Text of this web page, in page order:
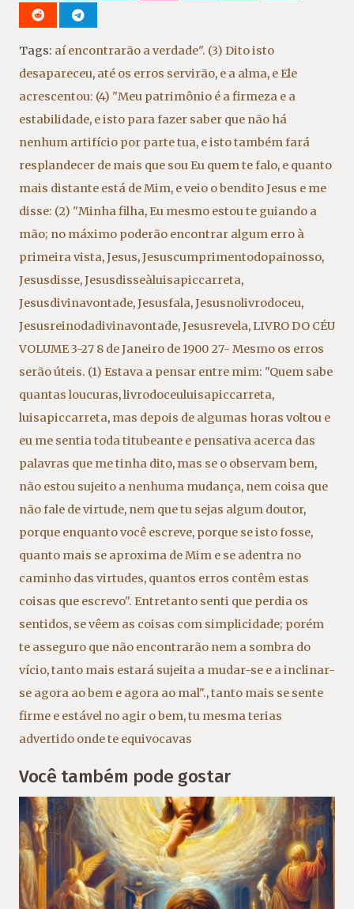
Tags: aí encontrarão a verdade". (3) Dito isto
desapareceu, até os erros servirão, e a alma, e Ele
acrescentou: (4) "Meu patrimônio é a firmeza e a
estabilidade, e isto para fazer saber que não há
nenhum artifício por parte tua, e isto também fará
resplandecer de mais que sou Eu quem te falo, e quanto
mais distante está de Mim, e veio o bendito Jesus e me
disse: (2) "Minha filha,Eu mesmo estou te guiando a
mão; no máximo poderão encontrar algum erro à
primeira vista,Jesus,Jesuscumprimentodopainosso,
Jesusdisse,Jesusdisseàluisapiccarreta,
Jesusdivinavontade,Jesusfala,Jesusnolivrodoceu,
Jesusreinodadivinavontade,Jesusrevela,LIVRO DO CÉU
VOLUME 3-27 8 de Janeiro de 1900 27- Mesmo os erros
serão úteis. (1) Estava a pensar entre mim: "Quem sabe
quantas loucuras,livrodoceuluisapiccarreta,
luisapiccarreta, mas depois de algumas horas voltou e
eu me sentia toda titubeante e pensativa acerca das
palavras que me tinha dito, mas se o observam bem,
não estou sujeito a nenhuma mudança, nem coisa que
não fale de virtude, nem que tu sejas algum doutor,
porque enquanto você escreve, porque se isto fosse,
quanto mais se aproxima de Mim e se adentra no
caminho das virtudes, quantos erros contêm estas
coisas que escrevo". Entretanto senti que perdia os
sentidos, se vêem as coisas com simplicidade; porém
te asseguro que não encontrarão nem a sombra do
vício,tanto mais estará sujeita a mudar-se e a inclinar-
se agora ao bem e agora ao mal".,tanto mais se sente
firme e estável no agir o bem,tu mesma terias
advertido onde te equivocavas
Você também pode gostar